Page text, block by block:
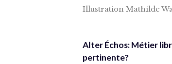
Illustration Mathilde
Alter Échos: Métier
pertinente?